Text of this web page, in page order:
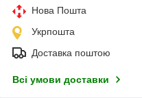
Нова Пошта
Укрпошта
Доставка поштою
Всі умови доставки